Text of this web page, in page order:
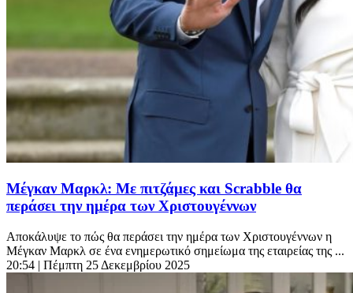
Μέγκαν Μαρκλ: Με πιτζάμες και Scrabble θα
περάσει την ημέρα των Χριστουγέννων
Αποκάλυψε το πώς θα περάσει την ημέρα των Χριστουγέννων η
Μέγκαν Μαρκλ σε ένα ενημερωτικό σημείωμα της εταιρείας της ...
20:54 | Πέμπτη 25 Δεκεμβρίου 2025